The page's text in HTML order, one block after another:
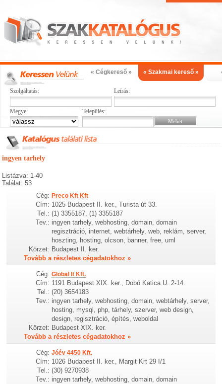
« Cégkereső » « Szakmai kereső »
Szolgáltatás: Leírás:
Megye: Település:
ingyen tarhely
Listázva: 1-40
Találat: 53
Cég: Preco Kft Kft
Cím: 1025 Budapest II. ker., Turista út 33.
Tel.: (1) 3355187, (1) 3355187
Tev.: ingyen tarhely, webhosting, domain, domain
regisztráció, internet, webtárhely, web, reklám, server,
hoszting, hosting, olcson, banner, free, uml
Körzet: Budapest II. ker.
Tovább a részletes cégadatokhoz »
Cég: Global It Kft.
Cím: 1191 Budapest XIX. ker., Dobó Katica U. 2-14.
Tel.: (20) 3654183
Tev.: ingyen tarhely, webhosting, domain, webtárhely, server,
hosting, mysql, php, tárhely, szerver, web design,
design, regisztráció, építés, weboldal
Körzet: Budapest XIX. ker.
Tovább a részletes cégadatokhoz »
Cég: Jóév 4450 Kft.
Cím: 1026 Budapest II. ker., Margit Krt 29 I/1
Tel.: (30) 9270938
Tev.: ingyen tarhely, webhosting, domain, domain